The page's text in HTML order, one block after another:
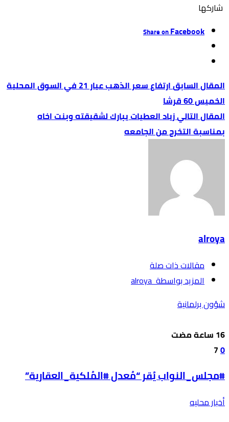
‫‫ شاركها‬
Share onFacebook
ارتفاع سعر الذهب عيار 21 في السوق المحلية
الخميس 60 قرشا
زياد العطيات يبارك لشقيقته وبنت اخاه
بمناسبة التخرج من الجامعه
alroya
‫مقالات ذات صلة‬
‫‫المزيد بواسطة‬ ‬ alroya
شؤون برلمانية
0
7
#مجلس_النواب يُقر “مُعدل #المُلكية_العقارية”
أخبار محليه